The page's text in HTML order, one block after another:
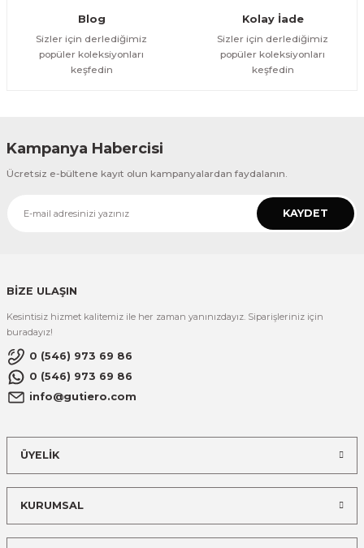
Blog
Sizler için derlediğimiz
popüler koleksiyonları
keşfedin
Kolay İade
Sizler için derlediğimiz
popüler koleksiyonları
keşfedin
Kampanya Habercisi
Ücretsiz e-bültene kayıt olun kampanyalardan faydalanın.
KAYDET
BİZE ULAŞIN
Kesintisiz hizmet kalitemiz ile her zaman yanınızdayız. Siparişleriniz için
buradayız!
0 (546) 973 69 86
0 (546) 973 69 86
info@gutiero.com
ÜYELİK
KURUMSAL